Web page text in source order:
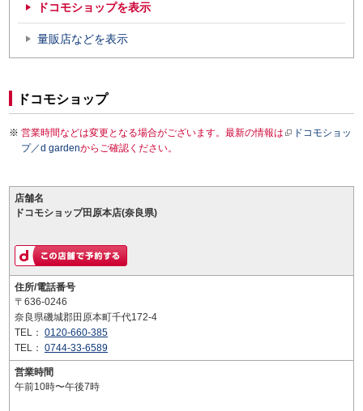
ドコモショップを表示
量販店などを表示
ドコモショップ
営業時間などは変更となる場合がございます。最新の情報は
ドコモショッ
プ／d gardenからご確認ください。
店舗名
ドコモショップ田原本店(奈良県)
住所/電話番号
〒636-0246
奈良県磯城郡田原本町千代172-4
TEL： 0120-660-385
TEL： 0744-33-6589
営業時間
午前10時〜午後7時